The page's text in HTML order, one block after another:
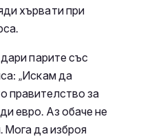
хървати при
парите със
„Искам да
правителство за
евро. Аз обаче не
Мога да изброя